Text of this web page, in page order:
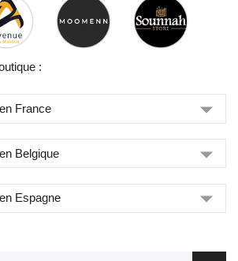
:
France
Belgique
Espagne